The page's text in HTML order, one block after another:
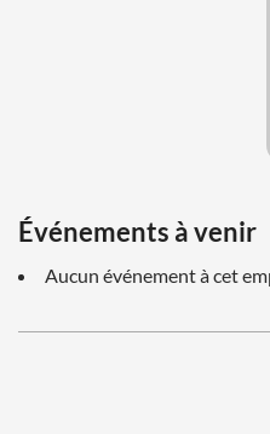
Événements à venir
Aucun événement à cet